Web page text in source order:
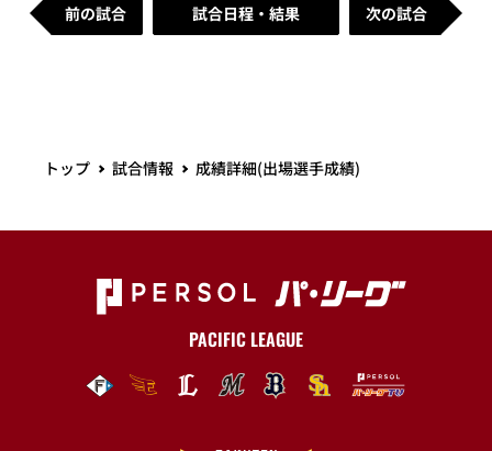
前の試合 試合日程・結果 次の試合
トップ 試合情報 成績詳細(出場選手成績)
PACIFIC LEAGUE